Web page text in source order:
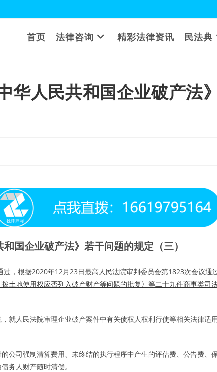
首页 法律咨询 精彩法律资讯 民法典
华人民共和国企业破产法》
国企业破产法》若干问题的规定（三）
根据2020年12月23日最高人民法院审判委员会第1823次会议通
土地使用权应否列入破产财产等问题的批复〉等二十九件商事类司
就人民法院审理企业破产案件中有关债权人权利行使等相关法律适用
司强制清算费用、未终结的执行程序中产生的评估费、公告费、
务人财产随时清偿。